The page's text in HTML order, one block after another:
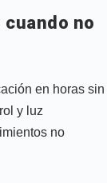
no
en horas sin
y luz
no